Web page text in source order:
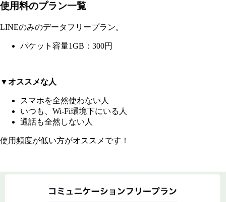
使用料のプラン一覧
LINEのみのデータフリープラン。
パケット容量1GB：300円
▼オススメな人
スマホを全然使わない人
いつも、Wi-Fi環境下にいる人
通話も全然しない人
使用頻度が低い方がオススメです！